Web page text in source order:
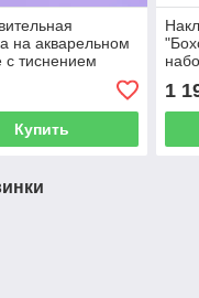
на акварельном
с тиснением
10,7 х 8,8
Купить
1